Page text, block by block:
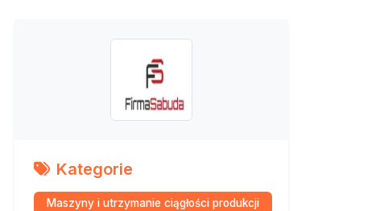
Kategorie
Maszyny i utrzymanie ciągłości produkcji